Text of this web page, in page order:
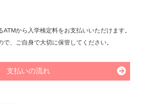
から入学検定料をお支払いいただけます。
、ご自身で大切に保管してください。
支払いの流れ